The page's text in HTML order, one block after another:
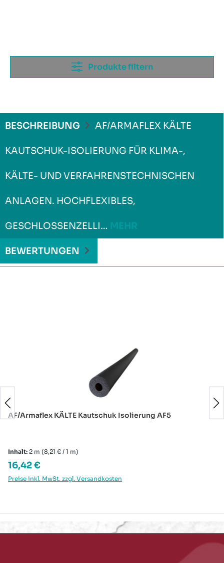
Produkte filtern
BESCHREIBUNG AF/ARMAFLEX KÄLTE
KAUTSCHUK-ISOLIERUNG FÜR KLIMA-,
KÄLTE- UND VERFAHRENSTECHNISCHEN
ANLAGEN. HOCHFLEXIBLES,
GESCHLOSSENZELLI…
BEWERTUNGEN
AF/Armaflex KÄLTE Kautschuk Isolierung AF5
Inhalt: 2 m (8,21 € / 1 m)
Regulärer Preis:
16,42 €
Preise inkl. MwSt. zzgl. Versandkosten